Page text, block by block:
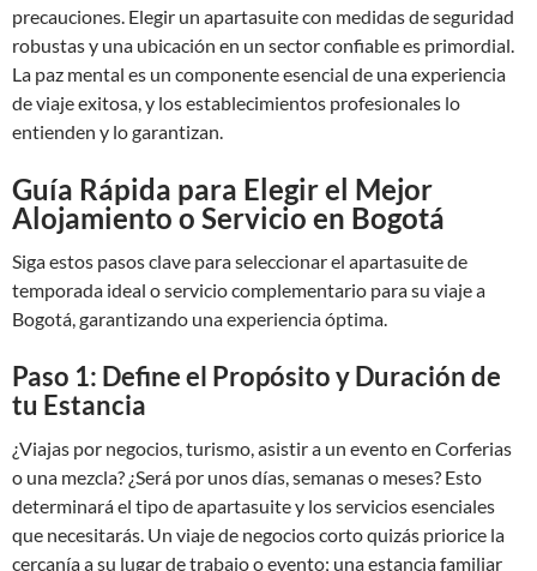
precauciones. Elegir un apartasuite con medidas de seguridad
robustas y una ubicación en un sector confiable es primordial.
La paz mental es un componente esencial de una experiencia
de viaje exitosa, y los establecimientos profesionales lo
entienden y lo garantizan.
Guía Rápida para Elegir el Mejor
Alojamiento o Servicio en Bogotá
Siga estos pasos clave para seleccionar el apartasuite de
temporada ideal o servicio complementario para su viaje a
Bogotá, garantizando una experiencia óptima.
Paso 1: Define el Propósito y Duración de
tu Estancia
¿Viajas por negocios, turismo, asistir a un evento en Corferias
o una mezcla? ¿Será por unos días, semanas o meses? Esto
determinará el tipo de apartasuite y los servicios esenciales
que necesitarás. Un viaje de negocios corto quizás priorice la
cercanía a su lugar de trabajo o evento; una estancia familiar